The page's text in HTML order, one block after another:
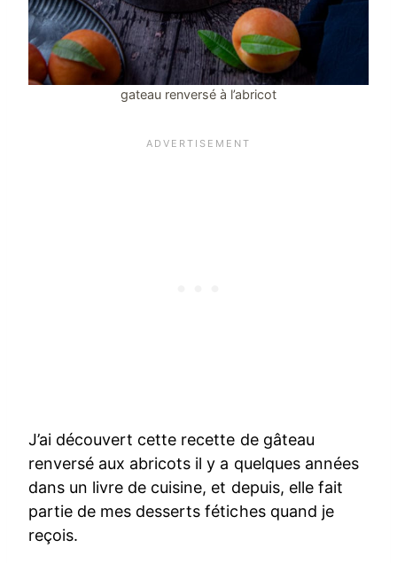
gateau renversé à l’abricot
J’ai découvert cette recette de gâteau
renversé aux abricots il y a quelques années
dans un livre de cuisine, et depuis, elle fait
partie de mes desserts fétiches quand je
reçois.